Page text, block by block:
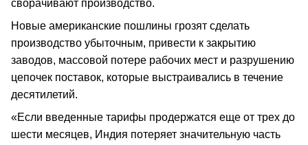
сворачивают производство.
Новые американские пошлины грозят сделать
производство убыточным, привести к закрытию
заводов, массовой потере рабочих мест и разрушению
цепочек поставок, которые выстраивались в течение
десятилетий.
«Если введенные тарифы продержатся еще от трех до
шести месяцев, Индия потеряет значительную часть